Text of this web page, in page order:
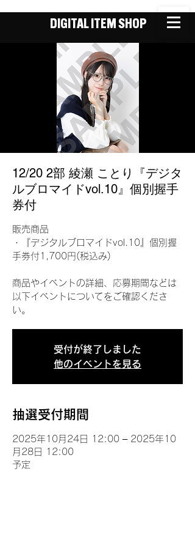
DIGITAL ITEM SHOP
12/20 2部 綾瀬 ことり『デジタ
ルブロマイドvol.10』個別握手
券付
販売商品
・『デジタルブロマイドvol.10』個別握
手券付1,700円(税込み)
商品やイベントの詳細、応募期間などは
以下イベントについてをご確認くださ
い。
受付が終了しました
他のイベントを見る
抽選受付期間
2025年10月24日 12:00 – 2025年10
月28日 12:00
予定